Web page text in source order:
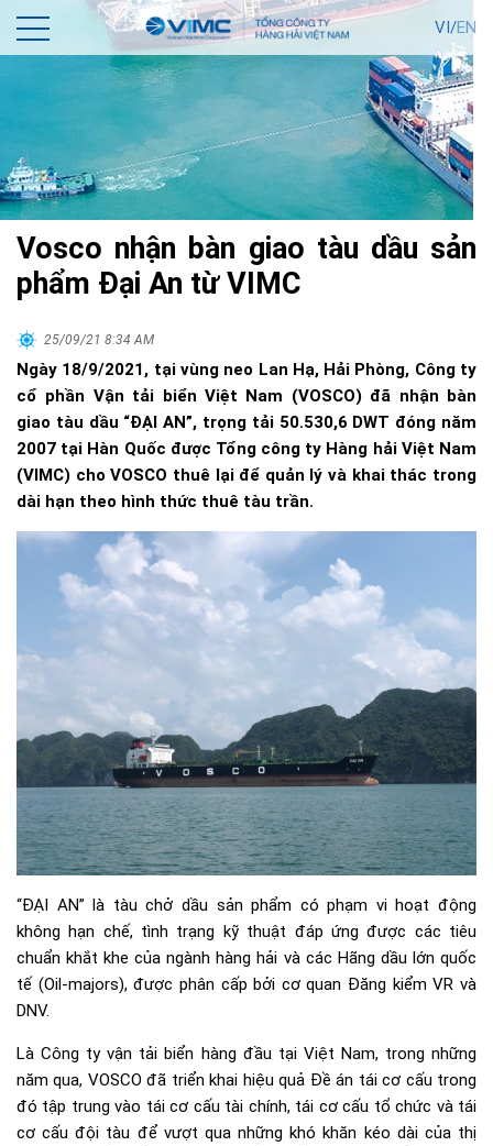
VI/EN
Vosco nhận bàn giao tàu dầu sản
phẩm Đại An từ VIMC
25/09/21 8:34 AM
Ngày 18/9/2021, tại vùng neo Lan Hạ, Hải Phòng, Công ty
cổ phần Vận tải biển Việt Nam (VOSCO) đã nhận bàn
giao tàu dầu “ĐẠI AN”, trọng tải 50.530,6 DWT đóng năm
2007 tại Hàn Quốc được Tổng công ty Hàng hải Việt Nam
(VIMC) cho VOSCO thuê lại để quản lý và khai thác trong
dài hạn theo hình thức thuê tàu trần.
“ĐẠI AN” là tàu chở dầu sản phẩm có phạm vi hoạt động
không hạn chế, tình trạng kỹ thuật đáp ứng được các tiêu
chuẩn khắt khe của ngành hàng hải và các Hãng dầu lớn quốc
tế (Oil-majors), được phân cấp bởi cơ quan Đăng kiểm VR và
DNV.
Là Công ty vận tải biển hàng đầu tại Việt Nam, trong những
năm qua, VOSCO đã triển khai hiệu quả Đề án tái cơ cấu trong
đó tập trung vào tái cơ cấu tài chính, tái cơ cấu tổ chức và tái
cơ cấu đội tàu để vượt qua những khó khăn kéo dài của thị